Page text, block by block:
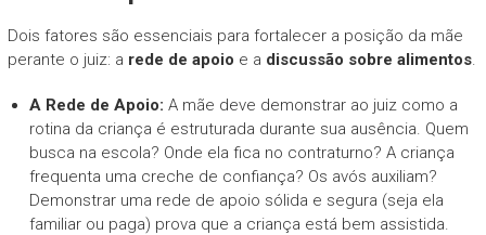
Dois fatores são essenciais para fortalecer a posição da mãe
perante o juiz: a rede de apoio e a discussão sobre alimentos.
A Rede de Apoio: A mãe deve demonstrar ao juiz como a
rotina da criança é estruturada durante sua ausência. Quem
busca na escola? Onde ela fica no contraturno? A criança
frequenta uma creche de confiança? Os avós auxiliam?
Demonstrar uma rede de apoio sólida e segura (seja ela
familiar ou paga) prova que a criança está bem assistida.